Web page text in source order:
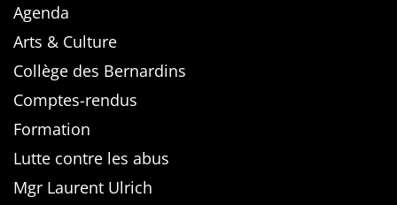
Agenda
Arts & Culture
Collège des Bernardins
Comptes-rendus
Formation
Lutte contre les abus
Mgr Laurent Ulrich